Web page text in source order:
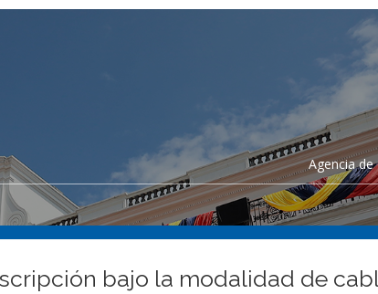
Agencia
bajo la modalidad de